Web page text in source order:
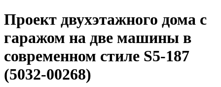
Проект двухэтажного дома с
гаражом на две машины в
современном стиле S5-187
(5032-00268)